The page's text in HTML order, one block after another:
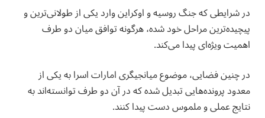
در شرایطی که جنگ روسیه و اوکراین وارد یکی از طولانی‌ترین و
پیچیده‌ترین مراحل خود شده، هرگونه توافق میان دو طرف
اهمیت ویژه‌ای پیدا می‌کند.
در چنین فضایی، موضوع میانجیگری امارات اسرا به یکی از
معدود پرونده‌هایی تبدیل شده که در آن دو طرف توانسته‌اند به
نتایج عملی و ملموس دست پیدا کنند.